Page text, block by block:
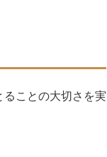
ことの大切さを実